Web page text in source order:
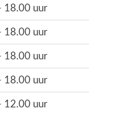
18.00 uur
18.00 uur
18.00 uur
18.00 uur
12.00 uur